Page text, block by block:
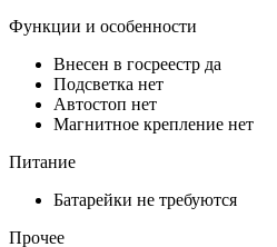
Функции и особенности
Внесен в госреестр да
Подсветка нет
Автостоп нет
Магнитное крепление нет
Питание
Батарейки не требуются
Прочее